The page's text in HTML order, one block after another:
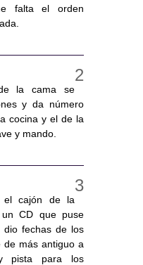
falta el orden
la cama se
y da número
cocina y el de la
y mando.
cajón de la
CD que puse
fechas de los
de más antiguo a
pista para los